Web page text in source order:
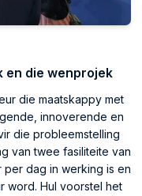
en die wenprojek
die maatskappy met
innoverende en
die probleemstelling
van twee fasiliteite van
per dag in werking is en
word. Hul voorstel het